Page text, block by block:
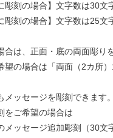
彫刻の場合】文字数は30文
彫刻の場合】文字数は25文
合は、正面・底の両面彫り
望の場合は「両面（2カ所
メッセージを彫刻できます
をご希望の場合は
メッセージ追加彫刻（30